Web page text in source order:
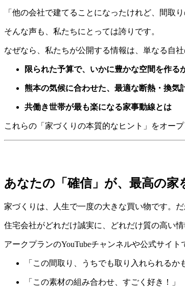
「他の会社で建てることになったけれど、間取
そんな声も、私たちにとっては誇りです。
なぜなら、私たちが公開する情報は、単なる自社
限られた予算で、いかに豊かな空間を作る
熊本の気候に合わせた、最適な断熱・換気
共働き世帯が最も楽になる家事動線とは
これらの「家づくりの本質的なヒント」をオー
あなたの「確信」が、最高の家
家づくりは、人生で一度の大きな買い物です。
住宅会社がどれだけ誠実に、どれだけ質の高い
アークプランのYouTubeチャンネルや公式サイ
「この間取り、うちでも取り入れられるか
「この素材の組み合わせ、すごく好き！」